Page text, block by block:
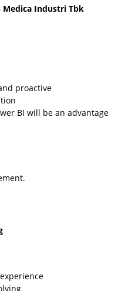
Medica Industri Tbk
proactive
BI will be an advantage